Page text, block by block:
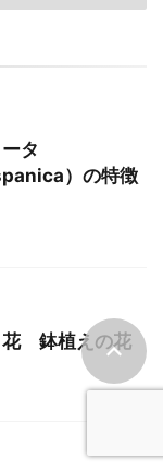
タ
）の特徴
花 鉢植えの花